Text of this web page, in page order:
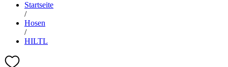
Startseite
/
Hosen
/
HILTL